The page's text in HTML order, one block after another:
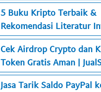
5 Buku Kripto Terbaik &
Rekomendasi Literatur
Cek Airdrop Crypto dan
Token Gratis Aman |
Jasa Tarik Saldo PayPal